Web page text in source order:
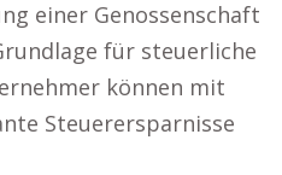
einer Genossenschaft
für steuerliche
können mit
Steuerersparnisse